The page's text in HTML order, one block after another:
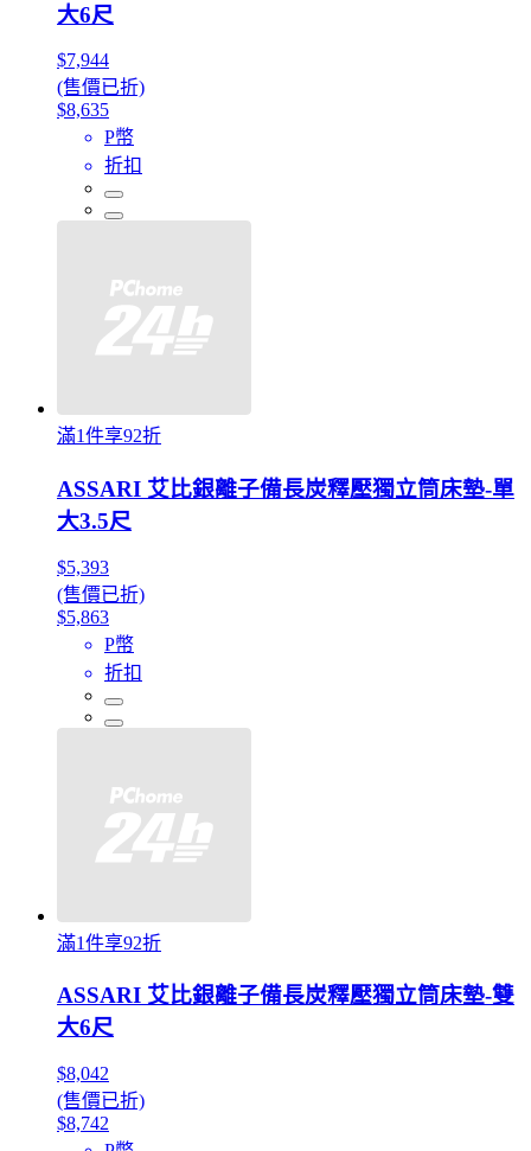
大6尺
$7,944
(售價已折)
$8,635
P幣
折扣
滿1件享92折
ASSARI 艾比銀離子備長炭釋壓獨立筒床墊-單
大3.5尺
$5,393
(售價已折)
$5,863
P幣
折扣
滿1件享92折
ASSARI 艾比銀離子備長炭釋壓獨立筒床墊-雙
大6尺
$8,042
(售價已折)
$8,742